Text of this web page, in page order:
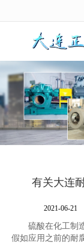
有关大连
2021-06-21
硫酸在化工制
假如应用之前的耐